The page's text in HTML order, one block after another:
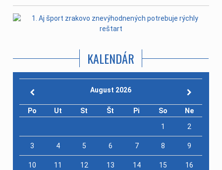
KALENDÁR
August 2026
Po Ut St Št Pi So
Ne
1
2
3 4 5 6 7 8 9
10 11 12 13 14 15 16